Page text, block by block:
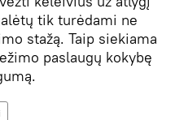
tik turėdami ne
stažą. Taip siekiama
paslaugų kokybę